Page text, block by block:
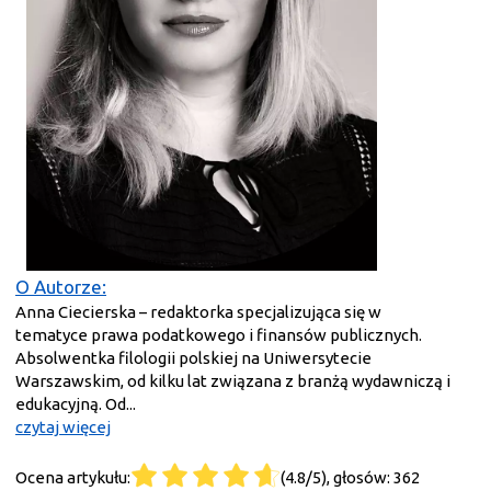
O Autorze:
Anna Ciecierska – redaktorka specjalizująca się w
tematyce prawa podatkowego i finansów publicznych.
Absolwentka filologii polskiej na Uniwersytecie
Warszawskim, od kilku lat związana z branżą wydawniczą i
edukacyjną. Od...
czytaj więcej
Ocena artykułu: (4.8/5), głosów: 362